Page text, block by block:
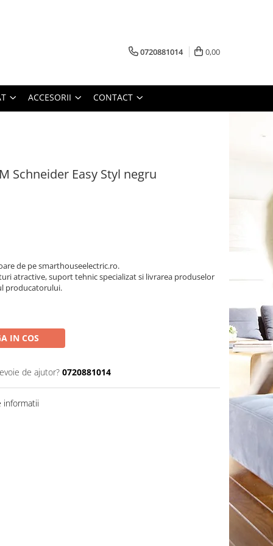
0720881014 0,00
ACCESORII CONTACT
Schneider Easy Styl negru
de pe smarthouseelectric.ro.
atractive, suport tehnic specializat si livrarea produselor
producatorului.
IN COS
de ajutor? 0720881014
informatii